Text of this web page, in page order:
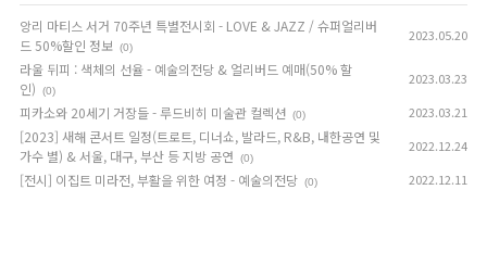
앙리 마티스 서거 70주년 특별전시회 - LOVE & JAZZ / 슈퍼얼리버
드 50%할인 정보 (0)
2023.05.20
라울 뒤피 : 색체의 선율 - 예술의전당 & 얼리버드 예매(50% 할
인)
(0)
2023.03.23
피카소와 20세기 거장들 - 루드비히 미술관 컬렉션 (0) 2023.03.21
[2023] 새해 콘서트 일정(트로트, 디너쇼, 발라드, R&B, 내한공연 및
가수 별) & 서울, 대구, 부산 등 지방 공연
(0)
2022.12.24
[전시] 이집트 미라전, 부활을 위한 여정 - 예술의전당 (0) 2022.12.11